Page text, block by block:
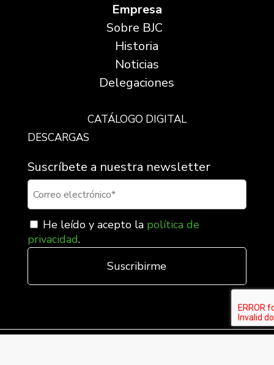
Empresa
Sobre BJC
Historia
Noticias
Delegaciones
CATÁLOGO DIGITAL
DESCARGAS
Suscríbete a nuestra newsletter
He leído y acepto la política de
privacidad.